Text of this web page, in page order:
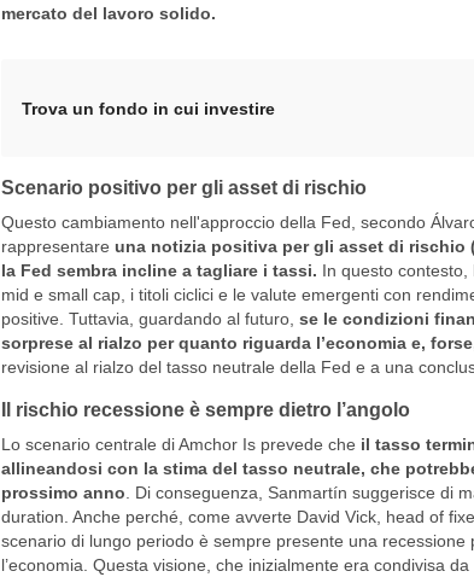
mercato del lavoro solido.
Trova un fondo in cui investire
Scenario positivo per gli asset di rischio
Questo cambiamento nell'approccio della Fed, secondo
rappresentare una notizia positiva per gli asset di rischio
la Fed sembra incline a tagliare i tassi. In questo contesto,
mid e small cap, i titoli ciclici e le valute emergenti con
positive. Tuttavia, guardando al futuro, se le condizioni
sorprese al rialzo per quanto riguarda l’economia e,
revisione al rialzo del tasso neutrale della Fed e a una
Il rischio recessione è sempre dietro l’angolo
Lo scenario centrale di Amchor Is prevede che il tasso
allineandosi con la stima del tasso neutrale, che
prossimo anno . Di conseguenza, Sanmartín suggerisce di
duration. Anche perché, come avverte David Vick, head of
scenario di lungo periodo è sempre presente una
l’economia. Questa visione, che inizialmente era condivisa